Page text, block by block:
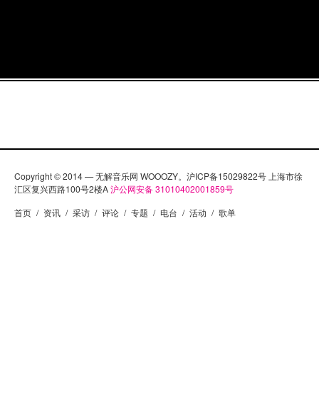
Copyright © 2014 — 无解音乐网 WOOOZY。沪ICP备15029822号 上海市徐
汇区复兴西路100号2楼A沪公网安备 31010402001859号
首页 / 资讯 / 采访 / 评论 / 专题 / 电台 / 活动 / 歌单